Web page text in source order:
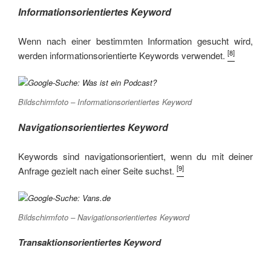
Informationsorientiertes Keyword
Wenn nach einer bestimmten Information gesucht wird,
werden informationsorientierte Keywords verwendet. [8]
Bildschirmfoto – Informationsorientiertes Keyword
Navigationsorientiertes Keyword
Keywords sind navigationsorientiert, wenn du mit deiner
Anfrage gezielt nach einer Seite suchst. [9]
Bildschirmfoto – Navigationsorientiertes Keyword
Transaktionsorientiertes Keyword